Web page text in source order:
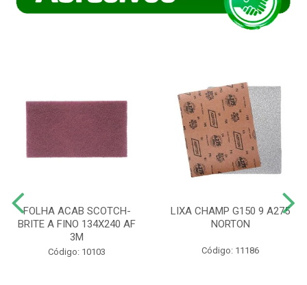
FOLHA ACAB SCOTCH-
BRITE A FINO 134X240 AF
3M
Código: 10103
LIXA CHAMP G150 9 A275
NORTON
Código: 11186